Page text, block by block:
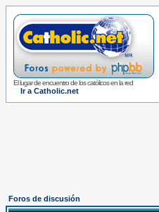
El lugar de encuentro de los católicos en la red
Ir a Catholic.net
Foros de discusión